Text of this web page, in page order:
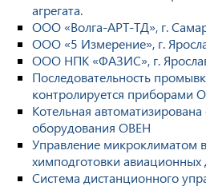
агрегата.
ООО «Волга-АРТ-ТД», г.
ООО «5 Измерение», г.
ООО НПК «ФАЗИС», г.
Последовательность
контролируется приборами
Котельная
оборудования ОВЕН
Управление микроклиматом
химподготовки авиационных
Система дистанционного